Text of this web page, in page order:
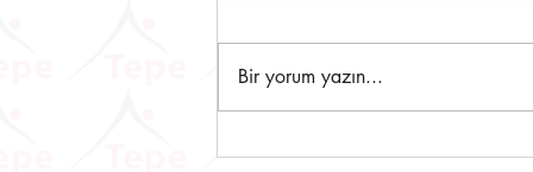
Muhtasar ve Prim Hizmet
Bir yorum yazın...